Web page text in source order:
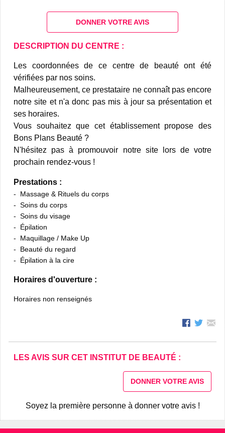
DONNER VOTRE AVIS
DESCRIPTION DU CENTRE :
Les coordonnées de ce centre de beauté ont été
vérifiées par nos soins.
Malheureusement, ce prestataire ne connaît pas encore
notre site et n'a donc pas mis à jour sa présentation et
ses horaires.
Vous souhaitez que cet établissement propose des
Bons Plans Beauté ?
N'hésitez pas à promouvoir notre site lors de votre
prochain rendez-vous !
Prestations :
Massage & Rituels du corps
Soins du corps
Soins du visage
Épilation
Maquillage / Make Up
Beauté du regard
Épilation à la cire
Horaires d'ouverture :
Horaires non renseignés
LES AVIS SUR CET INSTITUT DE BEAUTÉ :
DONNER VOTRE AVIS
Soyez la première personne à donner votre avis !